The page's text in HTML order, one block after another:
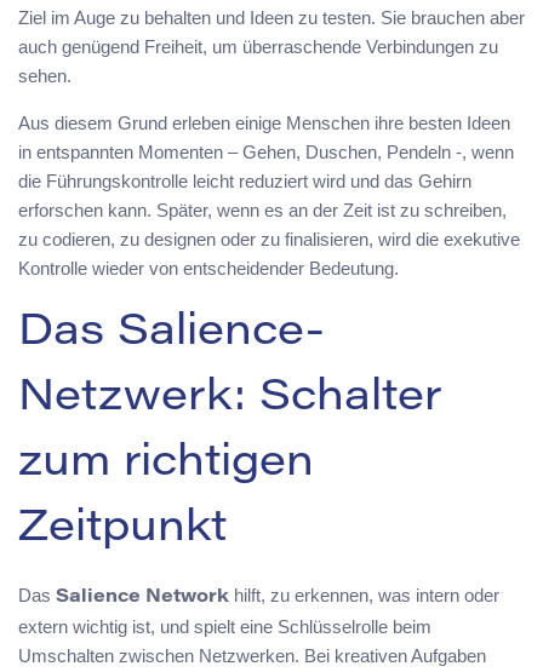
Ziel im Auge zu behalten und Ideen zu testen. Sie brauchen aber
auch genügend Freiheit, um überraschende Verbindungen zu
sehen.
Aus diesem Grund erleben einige Menschen ihre besten Ideen
in entspannten Momenten – Gehen, Duschen, Pendeln -, wenn
die Führungskontrolle leicht reduziert wird und das Gehirn
erforschen kann. Später, wenn es an der Zeit ist zu schreiben,
zu codieren, zu designen oder zu finalisieren, wird die exekutive
Kontrolle wieder von entscheidender Bedeutung.
Das Salience-
Netzwerk: Schalter
zum richtigen
Zeitpunkt
Das Salience Network hilft, zu erkennen, was intern oder
extern wichtig ist, und spielt eine Schlüsselrolle beim
Umschalten zwischen Netzwerken. Bei kreativen Aufgaben